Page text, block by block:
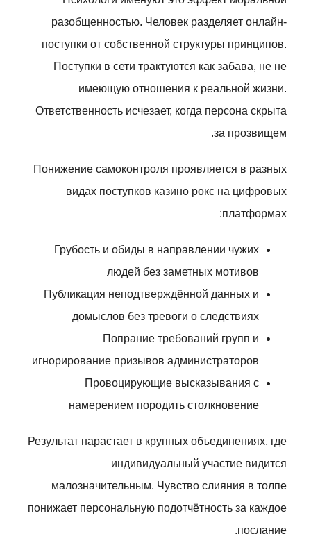
разобщенностью. Человек разделяет онлайн-
поступки от собственной структуры принципов.
Поступки в сети трактуются как забава, не не
имеющую отношения к реальной жизни.
Ответственность исчезает, когда персона скрыта
за прозвищем.
Понижение самоконтроля проявляется в разных
видах поступков казино рокс на цифровых
платформах:
Грубость и обиды в направлении чужих
людей без заметных мотивов
Публикация неподтверждённой данных и
домыслов без тревоги о следствиях
Попрание требований групп и
игнорирование призывов администраторов
Провоцирующие высказывания с
намерением породить столкновение
Результат нарастает в крупных объединениях, где
индивидуальный участие видится
малозначительным. Чувство слияния в толпе
понижает персональную подотчётность за каждое
послание.